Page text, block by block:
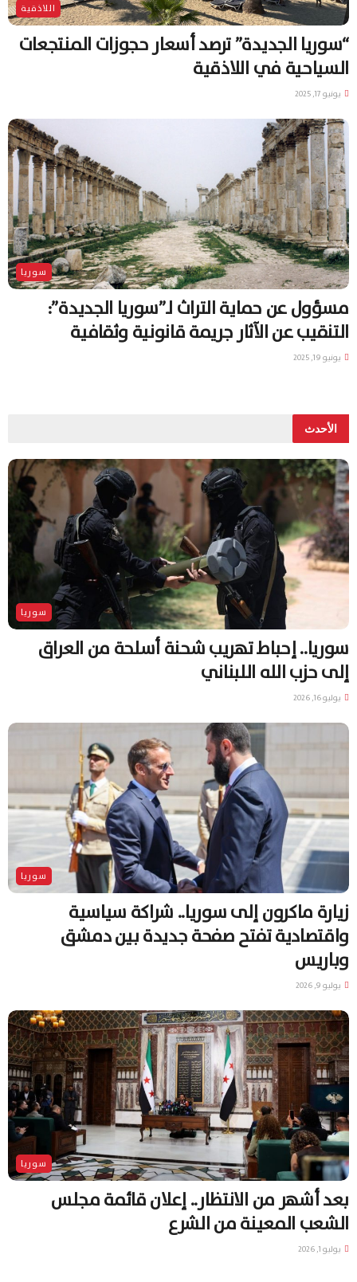
اللاذقية
“سوريا الجديدة” ترصد أسعار حجوزات المنتجعات
السياحية في اللاذقية
يونيو 17, 2025
سوريا
مسؤول عن حماية التراث لـ”سوريا الجديدة”:
التنقيب عن الآثار جريمة قانونية وثقافية
يونيو 19, 2025
الأحدث
سوريا
سوريا.. إحباط تهريب شحنة أسلحة من العراق
إلى حزب الله اللبناني
يوليو 16, 2026
سوريا
زيارة ماكرون إلى سوريا.. شراكة سياسية
واقتصادية تفتح صفحة جديدة بين دمشق
وباريس
يوليو 9, 2026
سوريا
بعد أشهر من الانتظار.. إعلان قائمة مجلس
الشعب المعينة من الشرع
يوليو 1, 2026